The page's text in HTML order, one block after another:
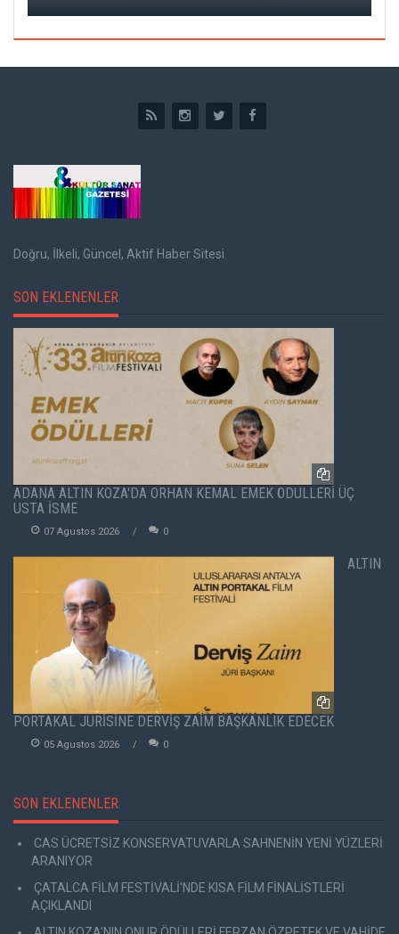
Doğru, İlkeli, Güncel, Aktif Haber Sitesi
SON EKLENENLER
ADANA ALTIN KOZA'DA ORHAN KEMAL EMEK ÖDÜLLERİ ÜÇ
USTA İSME
07 Agustos 2026 0
ALTIN
PORTAKAL JÜRİSİNE DERVİŞ ZAİM BAŞKANLIK EDECEK
05 Agustos 2026 0
SON EKLENENLER
CAS ÜCRETSİZ KONSERVATUVARLA SAHNENİN YENİ YÜZLERİ
ARANIYOR
ÇATALCA FİLM FESTİVALİ'NDE KISA FİLM FİNALİSTLERİ
AÇIKLANDI